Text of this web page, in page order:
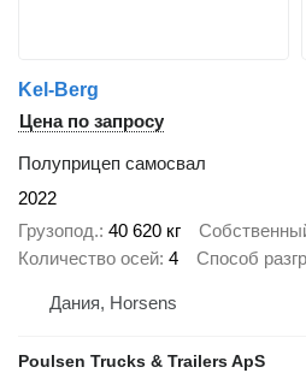
Kel-Berg
Цена по запросу
Полуприцеп самосвал
2022
Грузопод. 40 620 кг
Количество осей 4 Способ
Дания, Horsens
Poulsen Trucks & Trailers ApS